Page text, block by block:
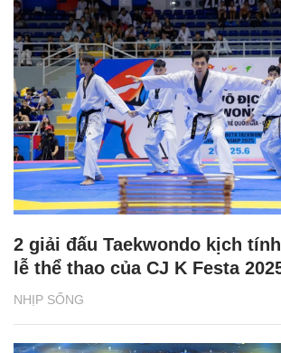
NHỊP SỐNG
2 giải đấu Taekwondo kịch
lễ thể thao của CJ K Festa